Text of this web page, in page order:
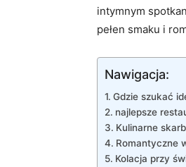
intymnym
pełen smaku i
Nawigacja:
Gdzie szukać
najlepsze
Kulinarne
Romantyczne
Kolacja przy